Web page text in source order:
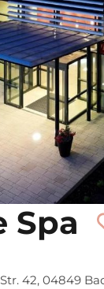
Spa
42, 04849